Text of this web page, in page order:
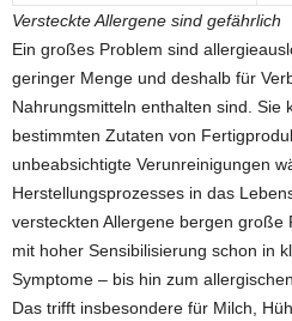
Versteckte Allergene sind gefährlich
Ein großes Problem sind
geringer Menge und deshalb für
Nahrungsmitteln enthalten sind. Sie
bestimmten Zutaten von
unbeabsichtigte Verunreinigungen
Herstellungsprozesses in das
versteckten Allergene bergen große
mit hoher Sensibilisierung schon in
Symptome – bis hin zum
Das trifft insbesondere für Milch,